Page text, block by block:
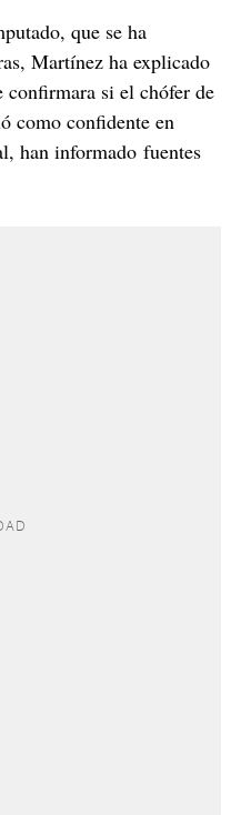
que se ha
Martínez ha explicado
si el chófer de
como confidente en
han informado fuentes